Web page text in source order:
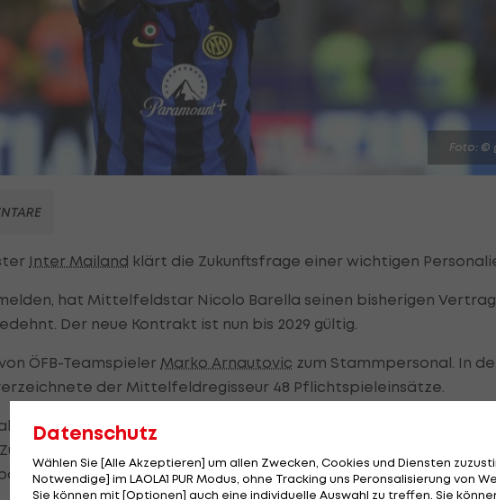
Foto: ©
Inter Mailand klärt die Zukunftsfrage einer wichtigen
hat Mittelfeldstar Nicolo Barella seinen bisherigen
Der neue Kontrakt ist nun bis 2029 gültig.
ÖFB-Teamspieler Marko Arnautovic zum Stammpersonal. In
der Mittelfeldregisseur 48 Pflichtspieleinsätze.
Nationalmannschaft bei der Europameisterschaft in
bei den jüngsten zwei Testspielen der "Squadra Azzurra",
geschont.
Datenschutz
Wählen Sie [Alle Akzeptieren] um allen Zwecken, Cookies und Diensten
Notwendige] im LAOLA1 PUR Modus, ohne Tracking uns Peronsalisierung von
Sie können mit [Optionen] auch eine individuelle Auswahl zu treffen. Sie